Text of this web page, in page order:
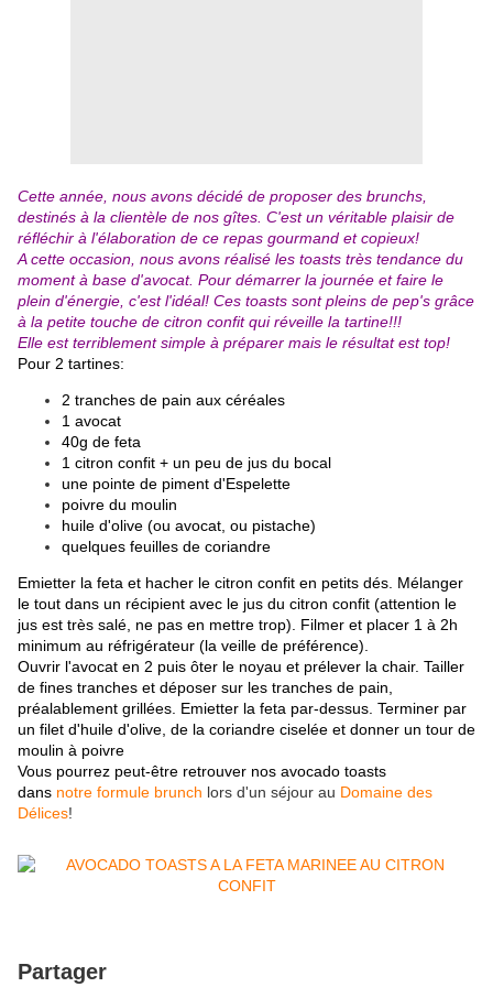
Cette année, nous avons décidé de proposer des brunchs,
destinés à la clientèle de nos gîtes. C'est un véritable plaisir de
réfléchir à l'élaboration de ce repas gourmand et copieux!
A cette occasion, nous avons réalisé les toasts très tendance du
moment à base d'avocat. Pour démarrer la journée et faire le
plein d'énergie, c'est l'idéal! Ces toasts sont pleins de pep's grâce
à la petite touche de citron confit qui réveille la tartine!!!
Elle est terriblement simple à préparer mais le résultat est top!
Pour 2 tartines:
2 tranches de pain aux céréales
1 avocat
40g de feta
1 citron confit + un peu de jus du bocal
une pointe de piment d'Espelette
poivre du moulin
huile d'olive (ou avocat, ou pistache)
quelques feuilles de coriandre
Emietter la feta et hacher le citron confit en petits dés. Mélanger
le tout dans un récipient avec le jus du citron confit (attention le
jus est très salé, ne pas en mettre trop). Filmer et placer 1 à 2h
minimum au réfrigérateur (la veille de préférence).
Ouvrir l'avocat en 2 puis ôter le noyau et prélever la chair. Tailler
de fines tranches et déposer sur les tranches de pain,
préalablement grillées. Emietter la feta par-dessus. Terminer par
un filet d'huile d'olive, de la coriandre ciselée et donner un tour de
moulin à poivre
Vous pourrez peut-être retrouver nos avocado toasts
dans notre formule brunch lors d'un séjour au Domaine des
Délices!
Partager